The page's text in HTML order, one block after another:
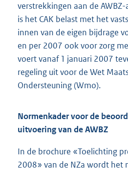
verstrekkingen aan de
is het CAK belast met het
innen van de eigen bijdrage
en per 2007 ook voor zorg
voert vanaf 1 januari 2007
regeling uit voor de Wet
Ondersteuning (Wmo).
Normenkader voor de
uitvoering van de AWBZ
In de brochure «Toelichting
2008» van de NZa wordt het